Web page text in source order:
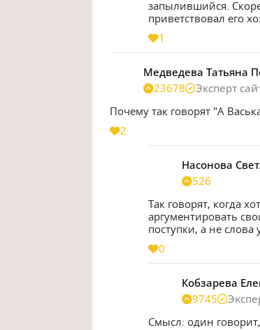
запылившийся.
приветствовал его
1
Медведева Татьяна
23678
Эксперт
Почему так говорят "А
2
Насонова
526
Так говорят, когда
аргументировать
поступки, а не
0
Кобзарева
9745
Смысл: один